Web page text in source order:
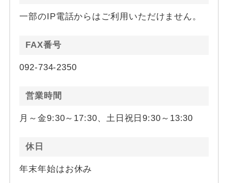
一部のIP電話からはご利用いただけません。
FAX番号
092-734-2350
営業時間
月～金9:30～17:30、土日祝日9:30～13:30
休日
年末年始はお休み